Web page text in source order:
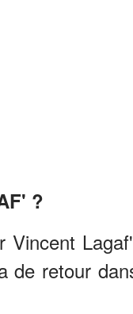
?
Vincent
de retour